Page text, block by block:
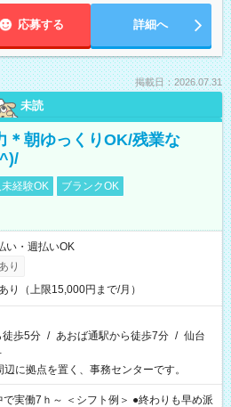
応募する 詳細へ
掲載日：2026.07.31
未読
朝ゆっくりOK/残業な
経験OK
ブランクOK
・週払いOK
り
り（上限15,000円まで/月）
徒歩5分 / あおば通駅から徒歩7分 / 仙台
に拠点を置く、事務センターです。
例＞ ●終わりも早め派